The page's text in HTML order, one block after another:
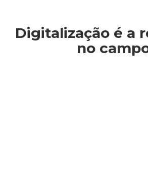
Digitalização é a
no